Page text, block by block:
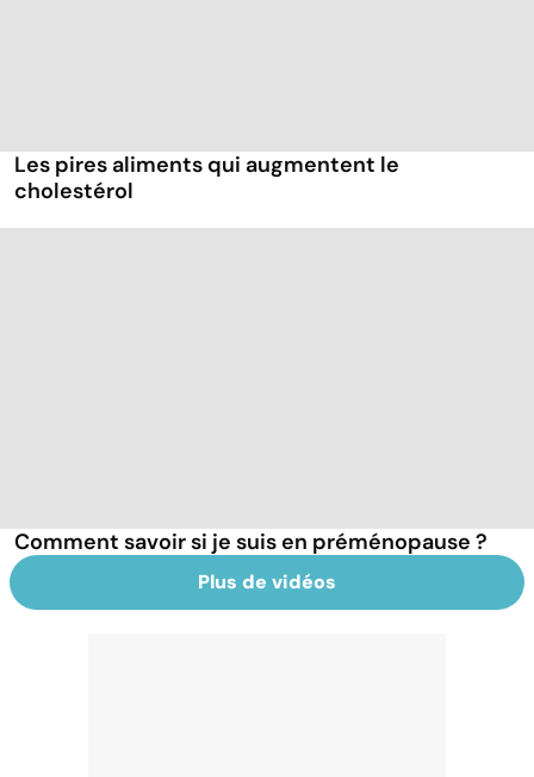
Les pires aliments qui augmentent le
cholestérol
Comment savoir si je suis en préménopause ?
Plus de vidéos